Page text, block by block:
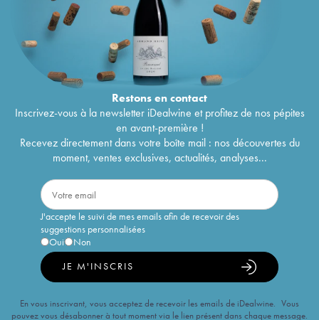
Restons encontact
Inscrivez-vous à la newsletter iDealwine et profitez de nos pépites
en avant-première !
Recevez directement dans votre boîte mail : nos découvertes du
moment, ventes exclusives, actualités, analyses...
J'accepte le suivi de mes emails afin de recevoir des
suggestions personnalisées
Oui
Non
JE M'INSCRIS
En vous inscrivant, vous acceptez de recevoir les emails de iDealwine. Vous
pouvez vous désabonner à tout moment via le lien présent dans chaque message.